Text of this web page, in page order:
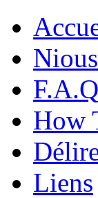
F.A.Q
How
Liens